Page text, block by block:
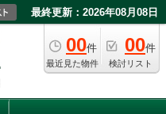
最終更新：2026年08月08日
00件
最近見た物件
00件
検討リスト